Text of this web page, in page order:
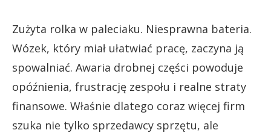
Zużyta rolka w paleciaku. Niesprawna bateria.
Wózek, który miał ułatwiać pracę, zaczyna ją
spowalniać. Awaria drobnej części powoduje
opóźnienia, frustrację zespołu i realne straty
finansowe. Właśnie dlatego coraz więcej firm
szuka nie tylko sprzedawcy sprzętu, ale